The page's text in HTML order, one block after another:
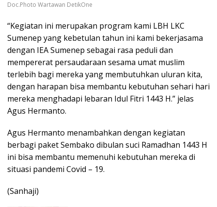
Doc.Photo Wartawan DetikOne
“Kegiatan ini merupakan program kami LBH LKC
Sumenep yang kebetulan tahun ini kami bekerjasama
dengan IEA Sumenep sebagai rasa peduli dan
mempererat persaudaraan sesama umat muslim
terlebih bagi mereka yang membutuhkan uluran kita,
dengan harapan bisa membantu kebutuhan sehari hari
mereka menghadapi lebaran Idul Fitri 1443 H.” jelas
Agus Hermanto.
Agus Hermanto menambahkan dengan kegiatan
berbagi paket Sembako dibulan suci Ramadhan 1443 H
ini bisa membantu memenuhi kebutuhan mereka di
situasi pandemi Covid – 19.
(Sanhaji)